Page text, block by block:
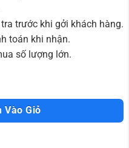
trước khi gởi khách hàng.
toán khi nhận.
số lượng lớn.
lọ hoa dáng kim cương
Vào Giỏ